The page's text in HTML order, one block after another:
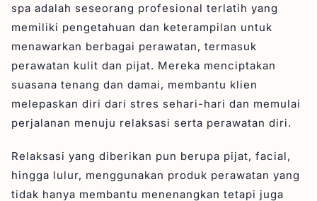
spa adalah seseorang profesional terlatih yang
memiliki pengetahuan dan keterampilan untuk
menawarkan berbagai perawatan, termasuk
perawatan kulit dan pijat. Mereka menciptakan
suasana tenang dan damai, membantu klien
melepaskan diri dari stres sehari-hari dan memulai
perjalanan menuju relaksasi serta perawatan diri.
Relaksasi yang diberikan pun berupa pijat, facial,
hingga lulur, menggunakan produk perawatan yang
tidak hanya membantu menenangkan tetapi juga